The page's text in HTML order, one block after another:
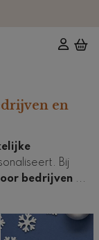
en
Bij
bedrijven ...